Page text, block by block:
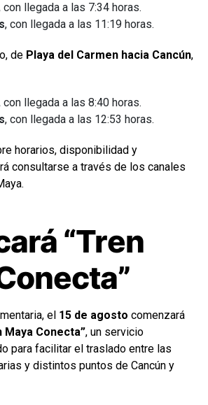
con llegada a las 7:34 horas.
, con llegada a las 11:19 horas.
de Playa del Carmen hacia Cancún,
con llegada a las 8:40 horas.
, con llegada a las 12:53 horas.
horarios, disponibilidad y
consultarse a través de los canales
“Tren
el 15 de agosto comenzará
Maya Conecta”, un servicio
para facilitar el traslado entre las
y distintos puntos de Cancún y